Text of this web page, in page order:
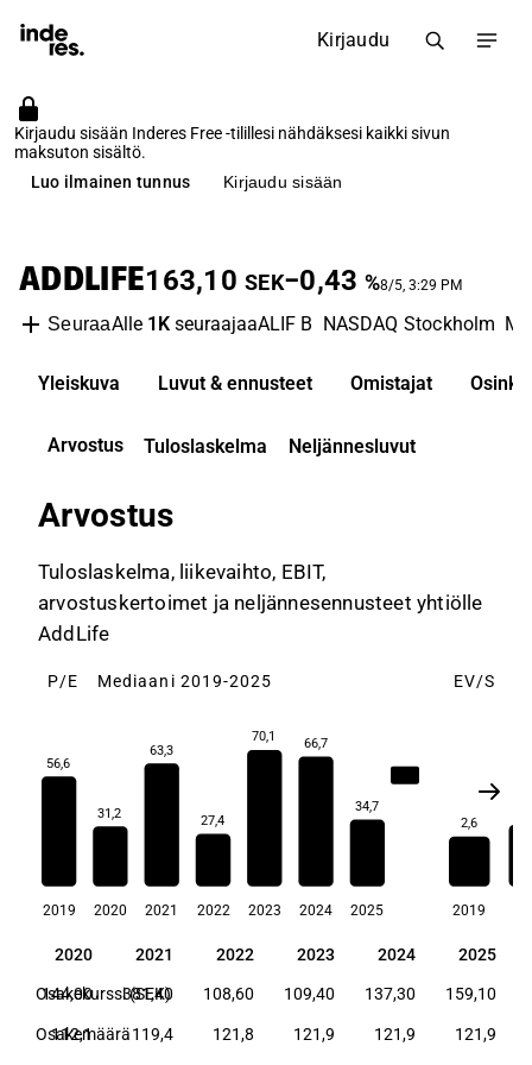
Kirjaudu
Kirjaudu sisään Inderes Free -tilillesi nähdäksesi kaikki sivun
maksuton sisältö.
Luo ilmainen tunnus
Kirjaudu sisään
ADDLIFE163,10 SEK−0,43 %8/5, 3:29 PM
SeuraaAlle 1KseuraajaaALIF B NASDAQ Stockholm
Yleiskuva Luvut & ennusteet Omistajat Osinko
Arvostus Tuloslaskelma Neljännesluvut
Arvostus
Tuloslaskelma, liikevaihto, EBIT,
arvostuskertoimet ja neljännesennusteet yhtiölle
AddLife
P/E Mediaani 2019-2025
56,6
31,2
63,3
27,4
70,1 66,7
34,7
2019 2020 2021 2022 2023 2024 2025
EV/S
2,6
2019
2020 2021 2022 2023 2024 2025
2020 2021 2022 2023 2024 2025
Osakekurssi (SEK)
144,00 381,40 108,60 109,40 137,30 159,10
Osakemäärä
112,1 119,4 121,8 121,9 121,9 121,9